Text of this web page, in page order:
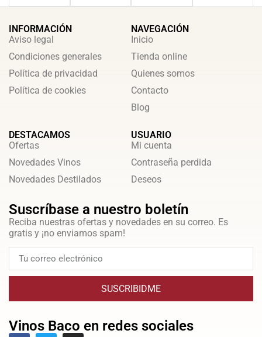
INFORMACIÓN
Aviso legal
Condiciones generales
Política de privacidad
Política de cookies
NAVEGACIÓN
Inicio
Tienda online
Quienes somos
Contacto
Blog
DESTACAMOS
Ofertas
Novedades Vinos
Novedades Destilados
USUARIO
Mi cuenta
Contraseña perdida
Deseos
Suscríbase a nuestro boletín
Reciba nuestras ofertas y novedades en su correo. Es
gratis y ¡no enviamos spam!
SUSCRIBIDME
Vinos Baco en redes sociales